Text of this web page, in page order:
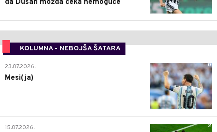
da Dušan možda čeka nemoguće
KOLUMNA - NEBOJŠA ŠATARA
0
23.07.2026.
Mesi(ja)
2
15.07.2026.